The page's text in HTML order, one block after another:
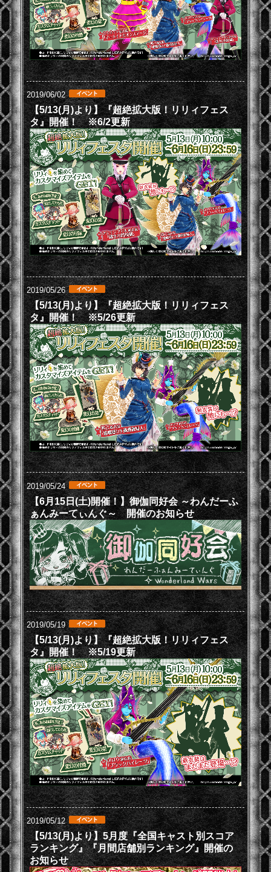
2019/06/02
【5/13(月)より】『超絶拡大版！リリィフェス
タ』開催！ ※6/2更新
2019/05/26
【5/13(月)より】『超絶拡大版！リリィフェス
タ』開催！ ※5/26更新
2019/05/24
【6月15日(土)開催！】御伽同好会 ～わんだーふ
ぁんみーてぃんぐ～ 開催のお知らせ
2019/05/19
【5/13(月)より】『超絶拡大版！リリィフェス
タ』開催！ ※5/19更新
2019/05/12
【5/13(月)より】5月度『全国キャスト別スコア
ランキング』『月間店舗別ランキング』開催の
お知らせ